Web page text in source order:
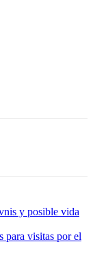
y posible vida
para visitas por el